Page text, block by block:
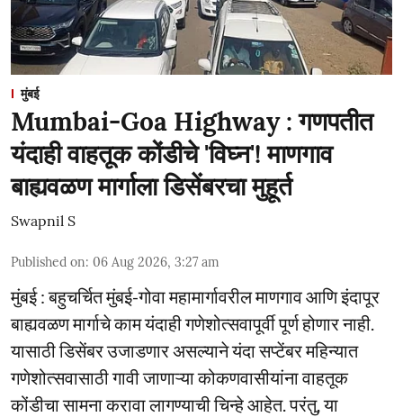
मुंबई
Mumbai-Goa Highway : गणपतीत
यंदाही वाहतूक कोंडीचे 'विघ्न'! माणगाव
बाह्यवळण मार्गाला डिसेंबरचा मुहूर्त
Swapnil S
Published on: 06 Aug 2026, 3:27 am
मुंबई : बहुचर्चित मुंबई-गोवा महामार्गावरील माणगाव आणि इंदापूर
बाह्यवळण मार्गाचे काम यंदाही गणेशोत्सवापूर्वी पूर्ण होणार नाही.
यासाठी डिसेंबर उजाडणार असल्याने यंदा सप्टेंबर महिन्यात
गणेशोत्सवासाठी गावी जाणाऱ्या कोकणवासीयांना वाहतूक
कोंडीचा सामना करावा लागण्याची चिन्हे आहेत. परंतु, या